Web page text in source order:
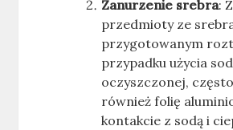
Zanurzenie srebra:
przedmioty ze
przygotowanym
przypadku użycia
oczyszczonej,
również folię
kontakcie z sodą i